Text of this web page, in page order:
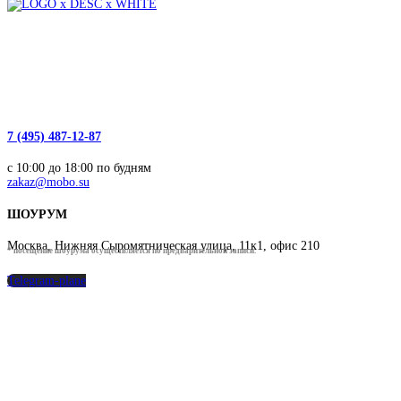
7 (495) 487-12-87
с 10:00 до 18:00 по будням
zakaz@mobo.su
ШОУРУМ
Москва, Нижняя Сыромятническая улица, 11к1, офис 210
* посещение шоурума осуществляется по предварительной записи.
Telegram-plane